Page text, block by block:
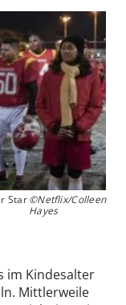
Star©Netflix/Colleen
Hayes
im Kindesalter
Mittlerweile